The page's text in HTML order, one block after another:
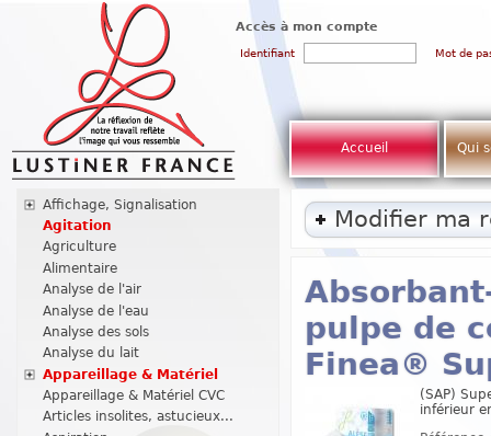
Accès à mon compte
Identifiant Mot de
Accueil Qui
Affichage, Signalisation
Agitation
Agriculture
Alimentaire
Analyse de l'air
Analyse de l'eau
Analyse des sols
Analyse du lait
Appareillage & Matériel
Appareillage & Matériel CVC
Articles insolites, astucieux...
Modifier ma
pulpe de
Finea®
(SAP)
inférieur